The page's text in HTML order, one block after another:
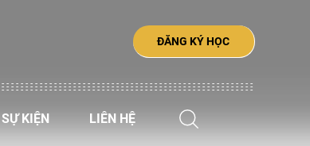
ĐĂNG KÝ HỌC
KIỆN LIÊN HỆ